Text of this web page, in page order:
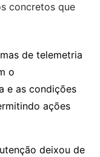
concretos que
de telemetria
o
e as condições
ações
deixou de